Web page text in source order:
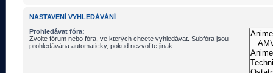
NASTAVENÍ VYHLEDÁVÁNÍ
Prohledávat fóra:
Zvolte fórum nebo fóra, ve kterých chcete vyhledávat. Subfóra jsou
prohledávána automaticky, pokud nezvolíte jinak.